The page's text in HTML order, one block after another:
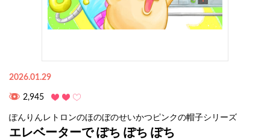
2026.01.29
2,945
ぽんりんレトロンのほのぼのせいかつピンクの帽子シリーズ
エレベーターで ぽち ぽち ぽち